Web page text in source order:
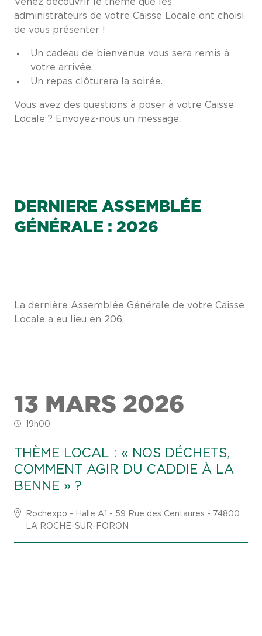
administrateurs de votre Caisse Locale ont choisi
de vous présenter !
Un cadeau de bienvenue vous sera remis à
votre arrivée.
Un repas clôturera la soirée.
Vous avez des questions à poser à votre Caisse
Locale ? Envoyez-nous un message.
DERNIERE ASSEMBLÉE
GÉNÉRALE : 2026
La dernière Assemblée Générale de votre Caisse
Locale a eu lieu en 206.
13 MARS 2026
19h00
THÈME LOCAL : « NOS DÉCHETS,
COMMENT AGIR DU CADDIE À LA
BENNE » ?
Rochexpo - Halle A1 - 59 Rue des Centaures - 74800
LA ROCHE-SUR-FORON